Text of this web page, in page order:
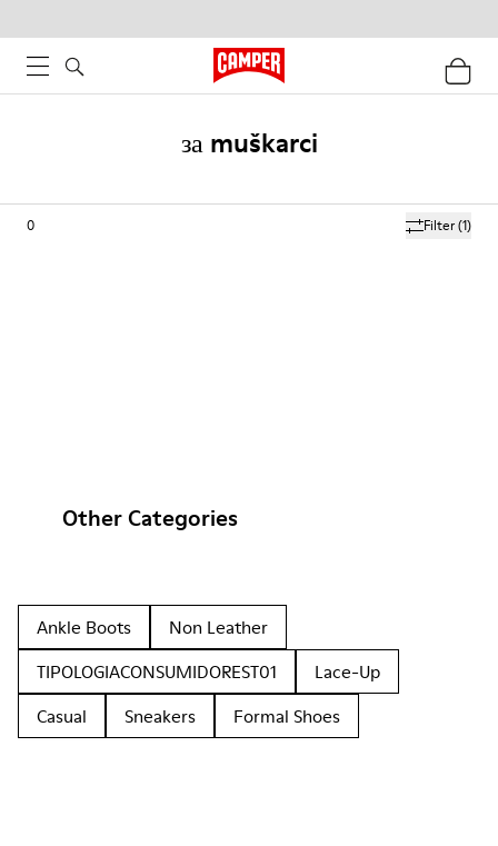
за muškarci
Filter(1)
0
Other Categories
Ankle Boots
Non Leather
TIPOLOGIACONSUMIDOREST01
Lace-Up
Casual
Sneakers Formal Shoes